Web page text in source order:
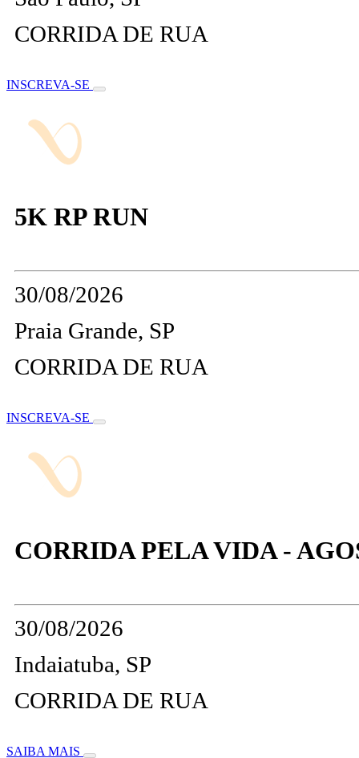
CORRIDA DE RUA
INSCREVA-SE
5K RP RUN
30/08/2026
Praia Grande, SP
CORRIDA DE RUA
INSCREVA-SE
CORRIDA PELA VIDA -
30/08/2026
Indaiatuba, SP
CORRIDA DE RUA
SAIBA MAIS